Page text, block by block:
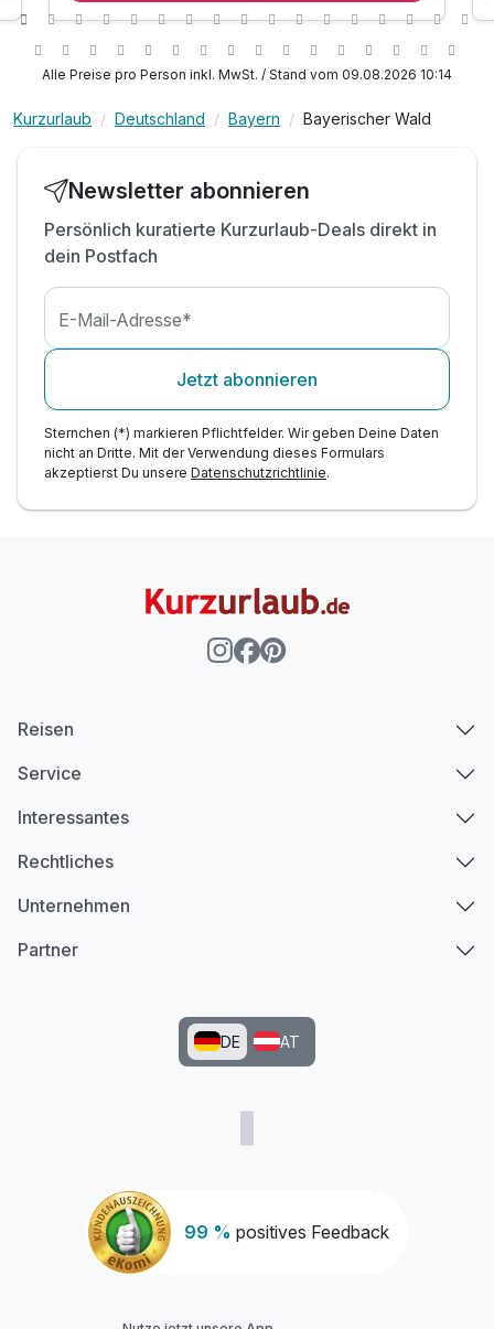
1 x Kaffeekränzchen im Hotel
inkl. Gästekarte Wegscheider Land**
inkl. Parkplatz am Hotel
inkl. W-Lan Nutzung
* alkoholfreie Alternative möglich
Alle Preise pro Person inkl. MwSt. / Stand vom 09.08.2026 10:14
Kurzurlaub Deutschland Bayern Bayerischer Wald
Newsletter abonnieren
Persönlich kuratierte Kurzurlaub-Deals direkt in
dein Postfach
E-Mail-Adresse*
Jetzt abonnieren
Sternchen (*) markieren Pflichtfelder. Wir geben Deine Daten
nicht an Dritte. Mit der Verwendung dieses Formulars
akzeptierst Du unsere Datenschutzrichtlinie.
99 % positives Feedback
Reisen
Service
Interessantes
Rechtliches
Unternehmen
Partner
DE AT